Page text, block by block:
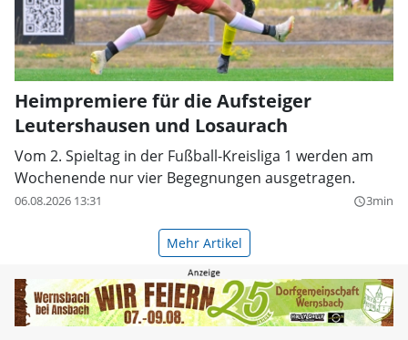
Heimpremiere für die Aufsteiger
Leutershausen und Losaurach
Vom 2. Spieltag in der Fußball-Kreisliga 1 werden am
Wochenende nur vier Begegnungen ausgetragen.
06.08.2026 13:31 query_builder3min
Mehr Artikel